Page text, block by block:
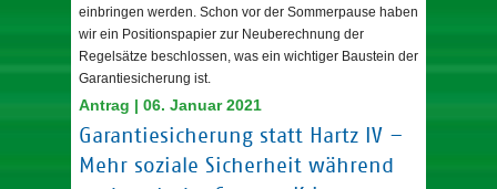
einbringen werden. Schon vor der Sommerpause haben
wir ein Positionspapier zur Neuberechnung der
Regelsätze beschlossen, was ein wichtiger Baustein der
Garantiesicherung ist.
Antrag | 06. Januar 2021
Garantiesicherung statt Hartz IV –
Mehr soziale Sicherheit während